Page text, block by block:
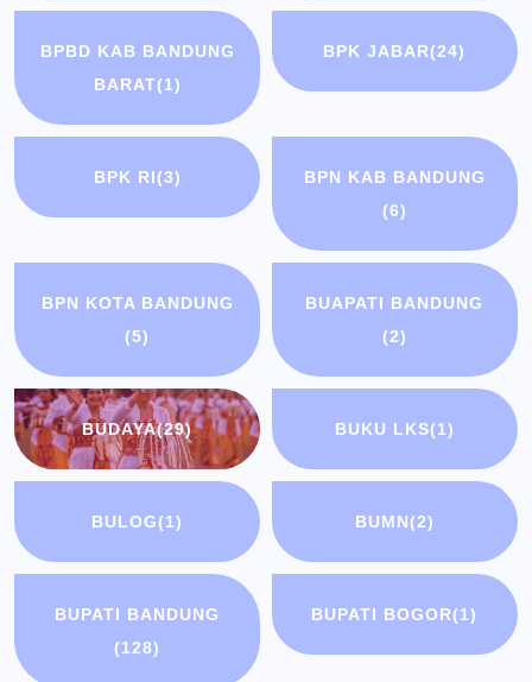
BPBD KAB BANDUNG
BARAT(1)
BPK JABAR(24)
BPK RI(3)
BPN KAB BANDUNG
(6)
BPN KOTA BANDUNG
(5)
BUAPATI BANDUNG
(2)
BUDAYA(29) BUKU LKS(1)
BULOG(1) BUMN(2)
BUPATI BANDUNG
(128)
BUPATI BOGOR(1)